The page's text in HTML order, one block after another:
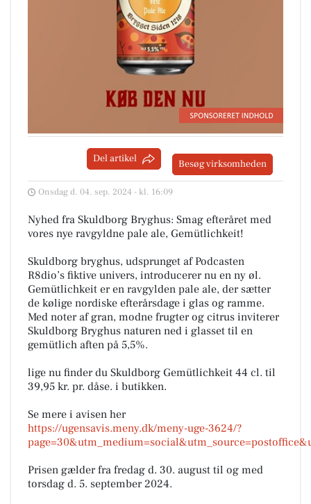
Del artikel Besøg virksomheden
Onsdag d. 04. sep. 2024 - kl. 16:09
Nyhed fra Skuldborg Bryghus: Smag efteråret med
vores nye ravgyldne pale ale, Gemütlichkeit!
Skuldborg bryghus, udsprunget af Podcasten
R8dio’s fiktive univers, introducerer nu en ny øl.
Gemütlichkeit er en ravgylden pale ale, der sætter
de kølige nordiske efterårsdage i glas og ramme.
Med noter af gran, modne frugter og citrus inviterer
Skuldborg Bryghus naturen ned i glasset til en
gemütlich aften på 5,5%.
lige nu finder du Skuldborg Gemütlichkeit 44 cl. til
39,95 kr. pr. dåse. i butikken.
Se mere i avisen her
https://ugensavis.meny.dk/meny-uge-3624/?
Prisen gælder fra fredag d. 30. august til og med
torsdag d. 5. september 2024.